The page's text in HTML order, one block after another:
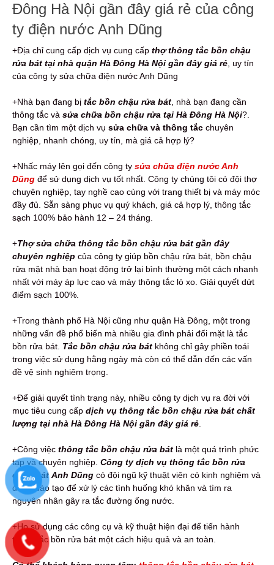
Đông Hà Nội gần đây giá rẻ của công
ty điện nước Anh Dũng
+Địa chỉ cung cấp dịch vụ cung cấp thợ thông tắc bồn chậu
rửa bát tại nhà quận Hà Đông Hà Nội gần đây giá rẻ , uy tín
của công ty sửa chữa điện nước Anh Dũng
+Nhà bạn đang bị tắc bồn chậu rửa bát , nhà bạn đang cần
thông tắc và sửa chữa bồn chậu rửa tại Hà Đông Hà Nội?.
Bạn cần tìm một dịch vụ sửa chữa và thông tắc chuyên
nghiệp, nhanh chóng, uy tín, mà giá cả hợp lý?
+Nhấc máy lên gọi đến công ty sửa chữa điện nước Anh
Dũng để sử dụng dịch vụ tốt nhất. Công ty chúng tôi có đội thợ
chuyên nghiệp, tay nghề cao cùng với trang thiết bị và máy móc
đầy đủ. Sẵn sàng phục vụ quý khách, giá cả hợp lý, thông tắc
sạch 100% bảo hành 12 – 24 tháng.
+Thợ sửa chữa thông tắc bồn chậu rửa bát gần đây
chuyên nghiệp của công ty giúp bồn chậu rửa bát, bồn chậu
rửa mặt nhà bạn hoạt động trở lại bình thường một cách nhanh
nhất với máy áp lực cao và máy thông tắc lò xo. Giải quyết dứt
điểm sạch 100%.
+Trong thành phố Hà Nội cũng như quận Hà Đông, một trong
những vấn đề phổ biến mà nhiều gia đình phải đối mặt là tắc
bồn rửa bát. Tắc bồn chậu rửa bát không chỉ gây phiền toái
trong việc sử dụng hằng ngày mà còn có thể dẫn đến các vấn
đề vệ sinh nghiêm trọng.
+Để giải quyết tình trạng này, nhiều công ty dịch vụ ra đời với
mục tiêu cung cấp dịch vụ thông tắc bồn chậu rửa bát chất
lượng tại nhà Hà Đông Hà Nội gần đây giá rẻ
+Công việc thông tắc bồn chậu rửa bát là một quá trình phức
tạp và chuyên nghiệp. Công ty dịch vụ thông tắc bồn rửa
chậu bát Anh Dũng có đội ngũ kỹ thuật viên có kinh nghiệm và
được đào tạo để xử lý các tình huống khó khăn và tìm ra
nguyên nhân gây ra tắc đường ống nước.
+Họ sử dụng các công cụ và kỹ thuật hiện đại để tiến hành
thông tắc bồn rửa bát một cách hiệu quả và an toàn.